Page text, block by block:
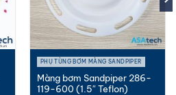
PHỤ TÙNG BƠM MÀNG SANDPIPER
Màng bơm Sandpiper 286-
119-600 (1.5″ Teflon)